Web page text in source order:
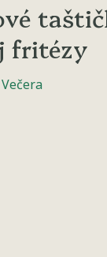
fritézy